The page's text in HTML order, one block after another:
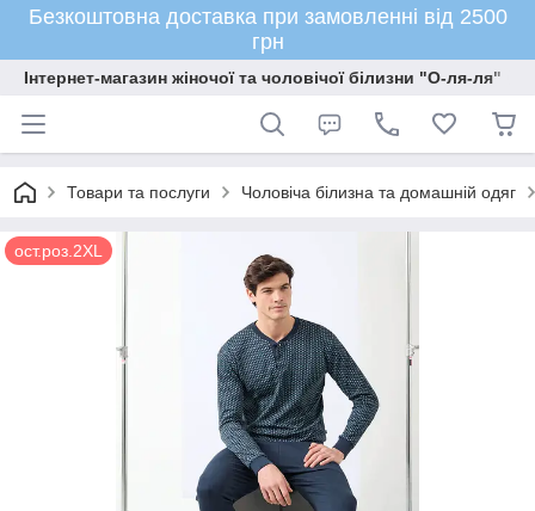
Безкоштовна доставка при замовленні від 2500
грн
Інтернет-магазин жіночої та чоловічої білизни "О-ля-ля"
Товари та послуги Чоловіча білизна та домашній одяг
ост.роз.2XL